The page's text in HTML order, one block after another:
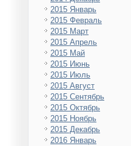
2015 Январь
2015 Февраль
2015 Март
2015 Апрель
2015 Май
2015 Июнь
2015 Июль
2015 Август
2015 Сентябрь
2015 Октябрь
2015 Ноябрь
2015 Декабрь
2016 Январь